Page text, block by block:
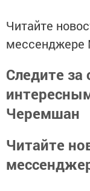
Читайте
мессенджере
Следите
Черемшан
Читайте